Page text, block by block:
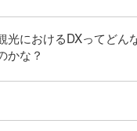
光におけるDXってどん
かな？